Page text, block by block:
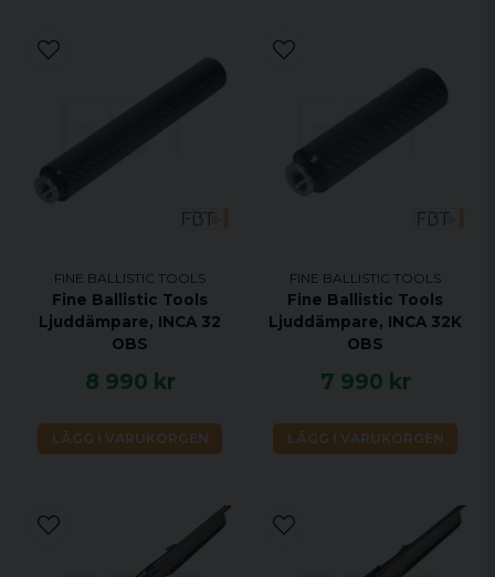
FINE BALLISTIC TOOLS
Fine Ballistic Tools
Ljuddämpare, INCA 32
OBS
8 990 kr
LÄGG I VARUKORGEN
FINE BALLISTIC TOOLS
Fine Ballistic Tools
Ljuddämpare, INCA 32K
OBS
7 990 kr
LÄGG I VARUKORGEN